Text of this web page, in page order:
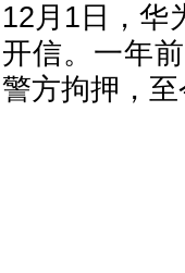
12月1日，华
开信。一年
警方拘押，至